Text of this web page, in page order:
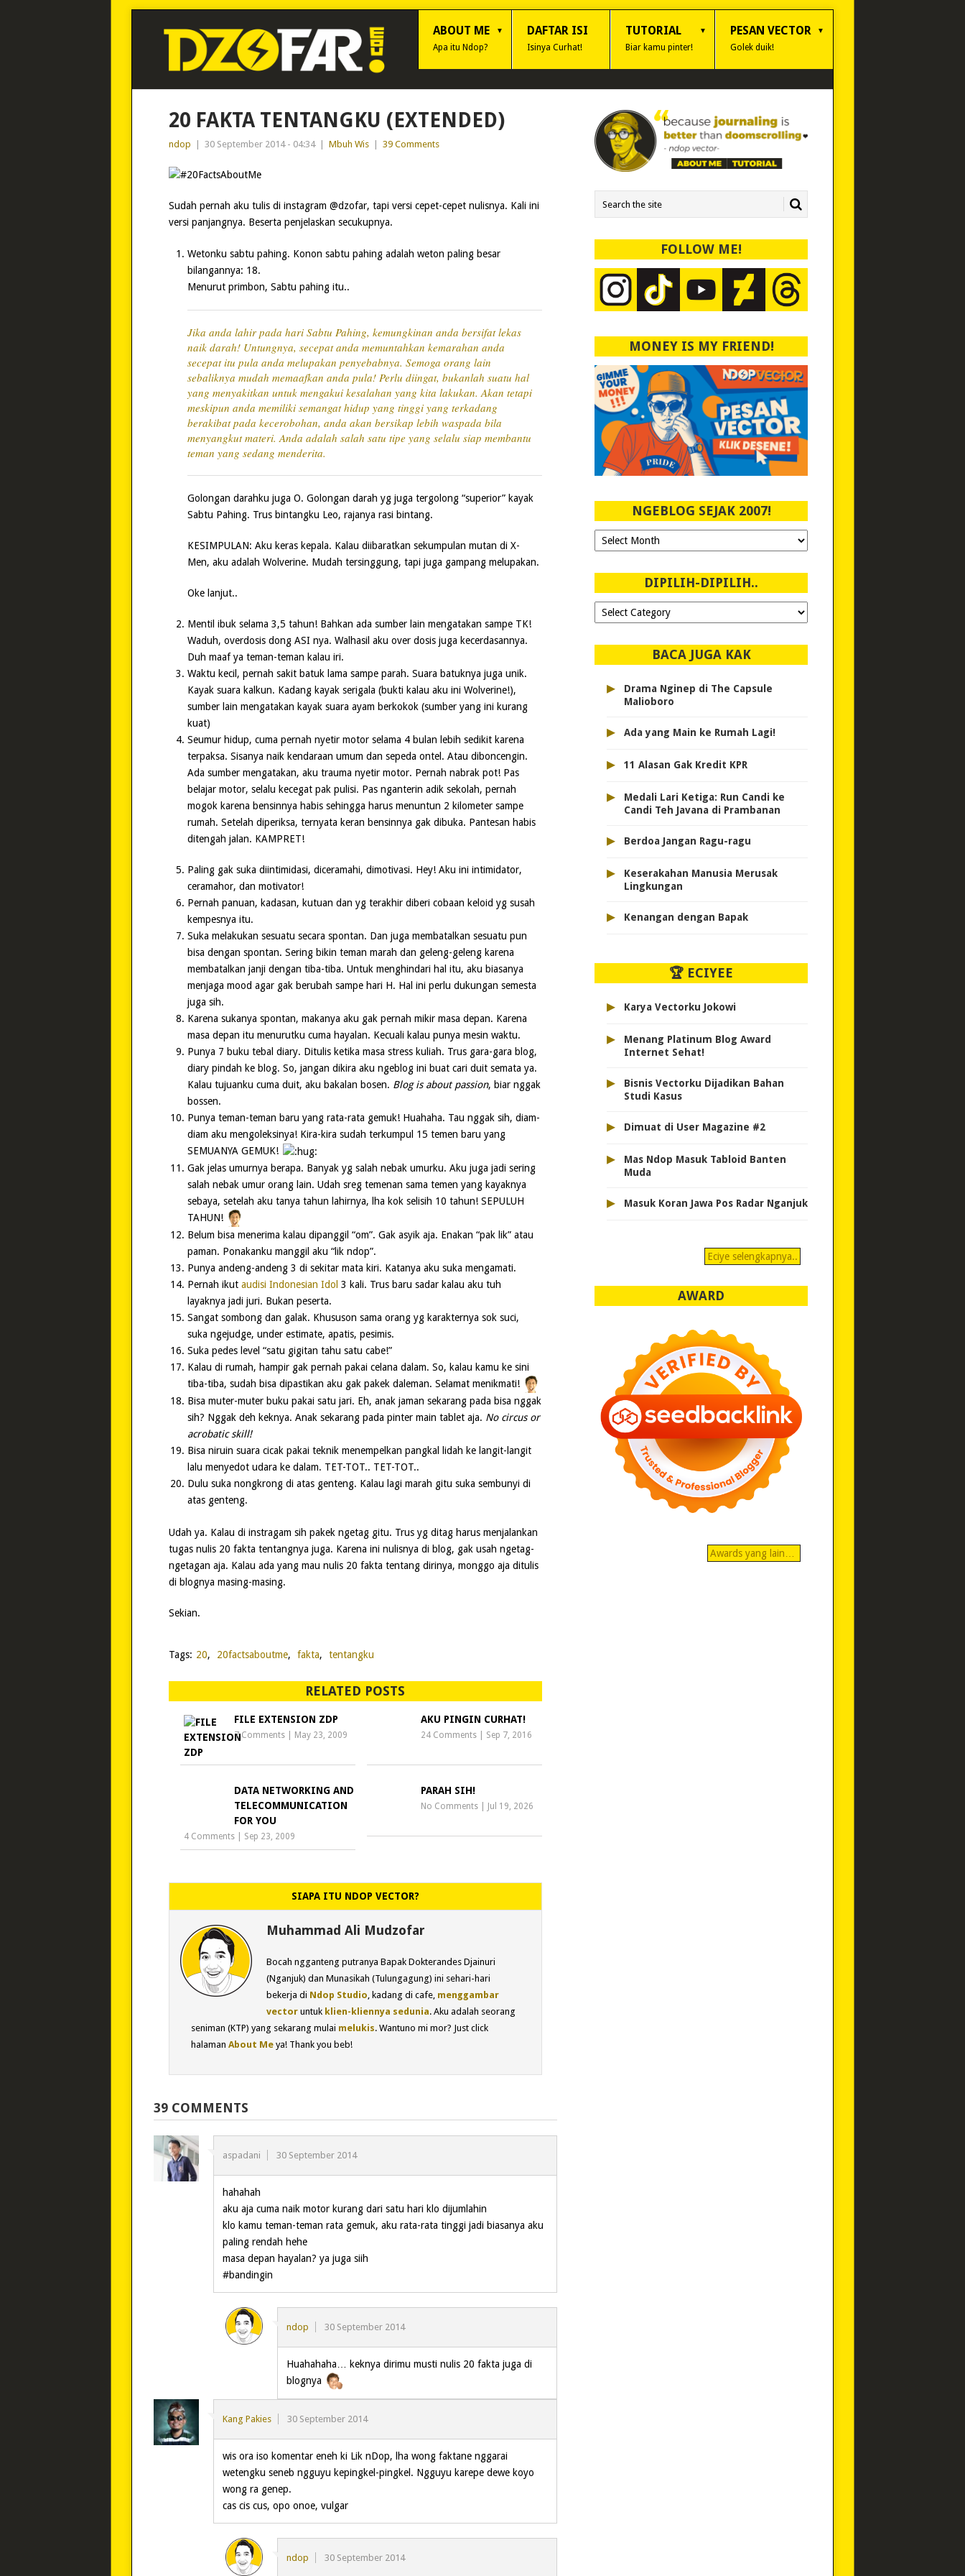
ABOUT ME
Apa itu Ndop?
DAFTAR ISI
Isinya Curhat!
TUTORIAL
Biar kamu pinter!
PESAN VECTOR
Golek duik!
20 FAKTA TENTANGKU (EXTENDED)
ndop 30 September 2014 - 04:34 Mbuh Wis 39 Comments
Sudah pernah aku tulis di instagram @dzofar, tapi versi cepet-cepet nulisnya. Kali ini
versi panjangnya. Beserta penjelaskan secukupnya.
Wetonku sabtu pahing. Konon sabtu pahing adalah weton paling besar
bilangannya: 18.
Menurut primbon, Sabtu pahing itu..
Jika anda lahir pada hari Sabtu Pahing, kemungkinan anda bersifat lekas
naik darah! Untungnya, secepat anda memuntahkan kemarahan anda
secepat itu pula anda melupakan penyebabnya. Semoga orang lain
sebaliknya mudah memaafkan anda pula! Perlu diingat, bukanlah suatu hal
yang menyakitkan untuk mengakui kesalahan yang kita lakukan. Akan tetapi
meskipun anda memiliki semangat hidup yang tinggi yang terkadang
berakibat pada kecerobohan, anda akan bersikap lebih waspada bila
menyangkut materi. Anda adalah salah satu tipe yang selalu siap membantu
teman yang sedang menderita.
Golongan darahku juga O. Golongan darah yg juga tergolong “superior” kayak
Sabtu Pahing. Trus bintangku Leo, rajanya rasi bintang.
KESIMPULAN: Aku keras kepala. Kalau diibaratkan sekumpulan mutan di X-
Men, aku adalah Wolverine. Mudah tersinggung, tapi juga gampang melupakan.
Oke lanjut..
Mentil ibuk selama 3,5 tahun! Bahkan ada sumber lain mengatakan sampe TK!
Waduh, overdosis dong ASI nya. Walhasil aku over dosis juga kecerdasannya.
Duh maaf ya teman-teman kalau iri.
Waktu kecil, pernah sakit batuk lama sampe parah. Suara batuknya juga unik.
Kayak suara kalkun. Kadang kayak serigala (bukti kalau aku ini Wolverine!),
sumber lain mengatakan kayak suara ayam berkokok (sumber yang ini kurang
kuat)
Seumur hidup, cuma pernah nyetir motor selama 4 bulan lebih sedikit karena
terpaksa. Sisanya naik kendaraan umum dan sepeda ontel. Atau diboncengin.
Ada sumber mengatakan, aku trauma nyetir motor. Pernah nabrak pot! Pas
belajar motor, selalu kecegat pak pulisi. Pas nganterin adik sekolah, pernah
mogok karena bensinnya habis sehingga harus menuntun 2 kilometer sampe
rumah. Setelah diperiksa, ternyata keran bensinnya gak dibuka. Pantesan habis
ditengah jalan. KAMPRET!
Paling gak suka diintimidasi, diceramahi, dimotivasi. Hey! Aku ini intimidator,
ceramahor, dan motivator!
Pernah panuan, kadasan, kutuan dan yg terakhir diberi cobaan keloid yg susah
kempesnya itu.
Suka melakukan sesuatu secara spontan. Dan juga membatalkan sesuatu pun
bisa dengan spontan. Sering bikin teman marah dan geleng-geleng karena
membatalkan janji dengan tiba-tiba. Untuk menghindari hal itu, aku biasanya
menjaga mood agar gak berubah sampe hari H. Hal ini perlu dukungan semesta
juga sih.
Karena sukanya spontan, makanya aku gak pernah mikir masa depan. Karena
masa depan itu menurutku cuma hayalan. Kecuali kalau punya mesin waktu.
Punya 7 buku tebal diary. Ditulis ketika masa stress kuliah. Trus gara-gara blog,
diary pindah ke blog. So, jangan dikira aku ngeblog ini buat cari duit semata ya.
Kalau tujuanku cuma duit, aku bakalan bosen. Blog is about passion, biar nggak
bossen.
Punya teman-teman baru yang rata-rata gemuk! Huahaha. Tau nggak sih, diam-
diam aku mengoleksinya! Kira-kira sudah terkumpul 15 temen baru yang
SEMUANYA GEMUK!
Gak jelas umurnya berapa. Banyak yg salah nebak umurku. Aku juga jadi sering
salah nebak umur orang lain. Udah sreg temenan sama temen yang kayaknya
sebaya, setelah aku tanya tahun lahirnya, lha kok selisih 10 tahun! SEPULUH
TAHUN!
Belum bisa menerima kalau dipanggil “om”. Gak asyik aja. Enakan “pak lik” atau
paman. Ponakanku manggil aku “lik ndop”.
Punya andeng-andeng 3 di sekitar mata kiri. Katanya aku suka mengamati.
Pernah ikutaudisi Indonesian Idol 3 kali. Trus baru sadar kalau aku tuh
layaknya jadi juri. Bukan peserta.
Sangat sombong dan galak. Khususon sama orang yg karakternya sok suci,
suka ngejudge, under estimate, apatis, pesimis.
Suka pedes level “satu gigitan tahu satu cabe!”
Kalau di rumah, hampir gak pernah pakai celana dalam. So, kalau kamu ke sini
tiba-tiba, sudah bisa dipastikan aku gak pakek daleman. Selamat menikmati!
Bisa muter-muter buku pakai satu jari. Eh, anak jaman sekarang pada bisa nggak
sih? Nggak deh keknya. Anak sekarang pada pinter main tablet aja. No circus or
acrobatic skill!
Bisa niruin suara cicak pakai teknik menempelkan pangkal lidah ke langit-langit
lalu menyedot udara ke dalam. TET-TOT.. TET-TOT..
Dulu suka nongkrong di atas genteng. Kalau lagi marah gitu suka sembunyi di
atas genteng.
Udah ya. Kalau di instragam sih pakek ngetag gitu. Trus yg ditag harus menjalankan
tugas nulis 20 fakta tentangnya juga. Karena ini nulisnya di blog, gak usah ngetag-
ngetagan aja. Kalau ada yang mau nulis 20 fakta tentang dirinya, monggo aja ditulis
di blognya masing-masing.
Sekian.
Tags: 20, 20factsaboutme, fakta, tentangku
RELATED POSTS
FILE EXTENSION ZDP
7 Comments May 23, 2009
AKU PINGIN CURHAT!
24 Comments| Sep 7, 2016
DATA NETWORKING AND
TELECOMMUNICATION
FOR YOU
4 Comments Sep 23, 2009
PARAH SIH!
No Comments| Jul 19, 2026
SIAPA ITU NDOP VECTOR?
Muhammad Ali Mudzofar
Bocah ngganteng putranya Bapak Dokterandes Djainuri
(Nganjuk) dan Munasikah (Tulungagung) ini sehari-hari
bekerja di Ndop Studio, kadang di cafe, menggambar
vectoruntuk klien-kliennya sedunia. Aku adalah seorang
seniman (KTP) yang sekarang mulai melukis. Wantuno mi mor? Just click
halaman About Meya! Thank you beb!
39 COMMENTS
aspadani 30 September 2014
hahahah
aku aja cuma naik motor kurang dari satu hari klo dijumlahin
klo kamu teman-teman rata gemuk, aku rata-rata tinggi jadi biasanya aku
paling rendah hehe
masa depan hayalan? ya juga siih
#bandingin
ndop 30 September 2014
Huahahaha… keknya dirimu musti nulis 20 fakta juga di
blognya
Kang Pakies 30 September 2014
wis ora iso komentar eneh ki Lik nDop, lha wong faktane nggarai
wetengku seneb ngguyu kepingkel-pingkel. Ngguyu karepe dewe koyo
wong ra genep.
cas cis cus, opo onoe, vulgar
ndop 30 September 2014
FOLLOW ME!
MONEY IS MY FRIEND!
NGEBLOG SEJAK 2007!
Ngeblog
Sejak
DIPILIH-DIPILIH..
Dipilih-
dipilih..
BACA JUGA KAK
▸
Drama Nginep di The Capsule
Malioboro
▸ Ada yang Main ke Rumah Lagi!
▸ 11 Alasan Gak Kredit KPR
▸
Medali Lari Ketiga: Run Candi ke
Candi Teh Javana di Prambanan
▸ Berdoa Jangan Ragu-ragu
▸
Keserakahan Manusia Merusak
Lingkungan
▸ Kenangan dengan Bapak
🏆 ECIYEE
▸ Karya Vectorku Jokowi
▸
Menang Platinum Blog Award
Internet Sehat!
▸
Bisnis Vectorku Dijadikan Bahan
Studi Kasus
▸ Dimuat di User Magazine #2
▸
Mas Ndop Masuk Tabloid Banten
Muda
▸ Masuk Koran Jawa Pos Radar Nganjuk
Eciye selengkapnya..
AWARD
Awards yang lain…